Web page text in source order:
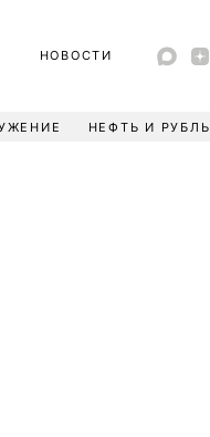
НОВОСТИ
НЕФТЬ И РУБЛЬ